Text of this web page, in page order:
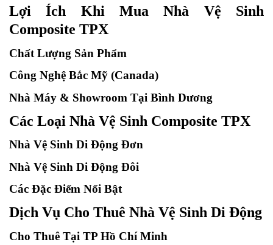
Lợi Ích Khi Mua Nhà Vệ Sinh
Composite TPX
Chất Lượng Sản Phẩm
Công Nghệ Bắc Mỹ (Canada)
Nhà Máy & Showroom Tại Bình Dương
Các Loại Nhà Vệ Sinh Composite TPX
Nhà Vệ Sinh Di Động Đơn
Nhà Vệ Sinh Di Động Đôi
Các Đặc Điểm Nổi Bật
Dịch Vụ Cho Thuê Nhà Vệ Sinh Di Động
Cho Thuê Tại TP Hồ Chí Minh